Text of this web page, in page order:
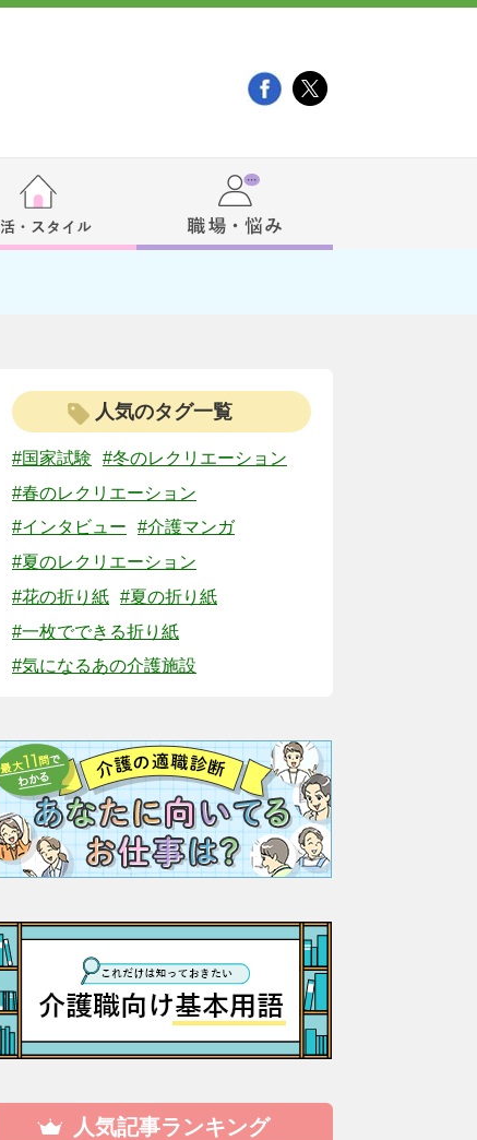
人気のタグ一覧
#国家試験
#冬のレクリエーション
#春のレクリエーション
#インタビュー
#介護マンガ
#夏のレクリエーション
#花の折り紙 #夏の折り紙
#一枚でできる折り紙
#気になるあの介護施設
人気記事ランキング